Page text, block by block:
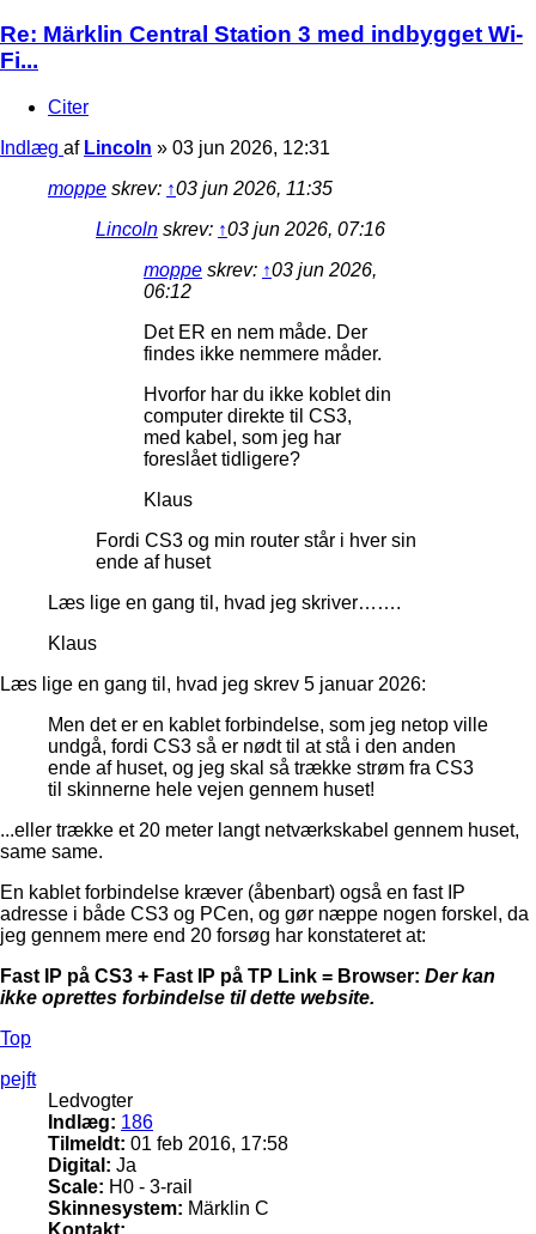
Re: Märklin Central Station 3 med indbygget Wi-
Fi...
Citer
Indlæg af Lincoln » 03 jun 2026, 12:31
moppe skrev: ↑03 jun 2026, 11:35
Lincoln skrev: ↑03 jun 2026, 07:16
moppe skrev: ↑03 jun 2026,
06:12
Det ER en nem måde. Der
findes ikke nemmere måder.
Hvorfor har du ikke koblet din
computer direkte til CS3,
med kabel, som jeg har
foreslået tidligere?
Klaus
Fordi CS3 og min router står i hver sin
ende af huset
Læs lige en gang til, hvad jeg skriver…….
Klaus
Læs lige en gang til, hvad jeg skrev 5 januar 2026:
Men det er en kablet forbindelse, som jeg netop ville
undgå, fordi CS3 så er nødt til at stå i den anden
ende af huset, og jeg skal så trække strøm fra CS3
til skinnerne hele vejen gennem huset!
...eller trække et 20 meter langt netværkskabel gennem huset,
same same.
En kablet forbindelse kræver (åbenbart) også en fast IP
adresse i både CS3 og PCen, og gør næppe nogen forskel, da
jeg gennem mere end 20 forsøg har konstateret at:
Fast IP på CS3 + Fast IP på TP Link = Browser: Der kan
ikke oprettes forbindelse til dette website.
Top
pejft
Ledvogter
Indlæg: 186
Tilmeldt: 01 feb 2016, 17:58
Digital: Ja
Scale: H0 - 3-rail
Skinnesystem: Märklin C
Kontakt: